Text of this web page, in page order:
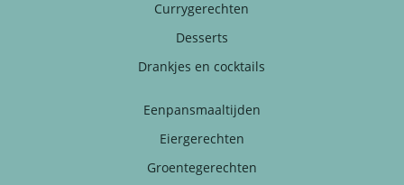
Currygerechten
Desserts
Drankjes en cocktails
Eenpansmaaltijden
Eiergerechten
Groentegerechten